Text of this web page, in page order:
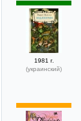
1981 г.
(украинский)